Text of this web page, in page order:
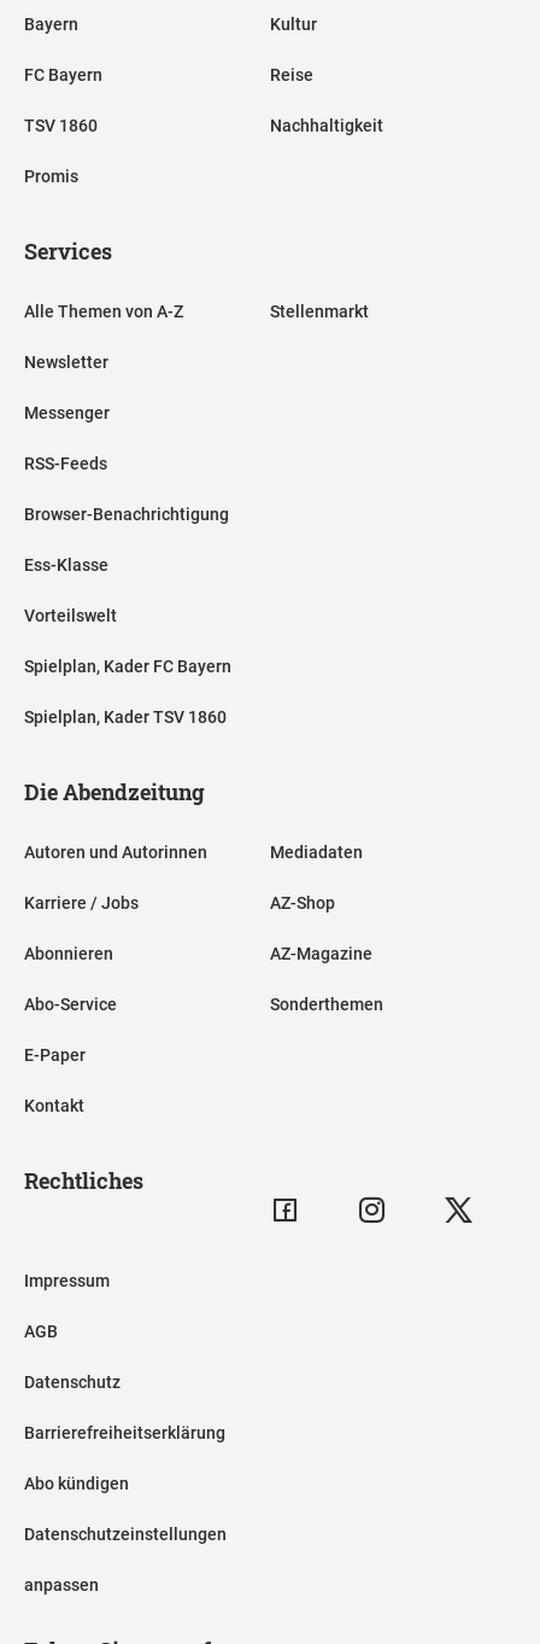
Bayern
FC Bayern
TSV 1860
Promis
Kultur
Reise
Nachhaltigkeit
Services
Alle Themen von A-Z
Newsletter
Messenger
RSS-Feeds
Browser-Benachrichtigung
Ess-Klasse
Vorteilswelt
Spielplan, Kader FC Bayern
Spielplan, Kader TSV 1860
Stellenmarkt
Die Abendzeitung
Autoren und Autorinnen
Karriere / Jobs
Abonnieren
Abo-Service
E-Paper
Kontakt
Mediadaten
AZ-Shop
AZ-Magazine
Sonderthemen
Rechtliches
Impressum
AGB
Datenschutz
Barrierefreiheitserklärung
Abo kündigen
Datenschutzeinstellungen
anpassen